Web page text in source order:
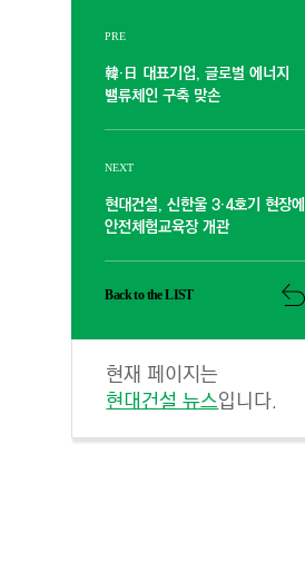
PRE
韓·日 대표기업, 글로벌 에너지
밸류체인 구축 맞손
NEXT
현대건설, 신한울 3·4호기 현장에
안전체험교육장 개관
Back to the LIST
현재 페이지는
현대건설 뉴스입니다.